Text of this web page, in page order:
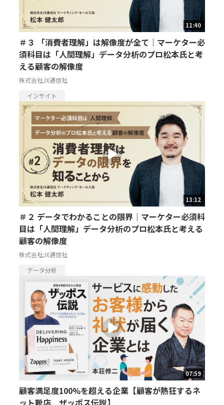
11:40
＃３ 「消費者理解」は解像度が全て｜マーケター必
須科目は「人間理解」データ分析のプロ松本氏と考
える顧客の解像度
株式会社JX通信社
インサイト
13:12
＃２ データでわかることの限界｜マーケター必須科
目は「人間理解」データ分析のプロ松本氏と考える
顧客の解像度
株式会社JX通信社
データ分析
07:59
顧客満足度100%を超える企業【顧客が熱狂するネ